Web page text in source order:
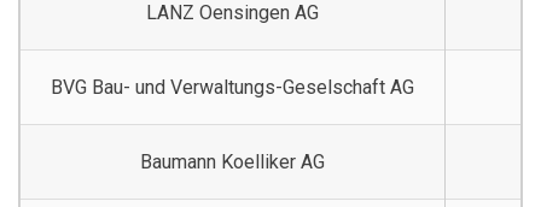
LANZ Oensingen AG
BVG Bau- und Verwaltungs-Geselschaft AG
Baumann Koelliker AG